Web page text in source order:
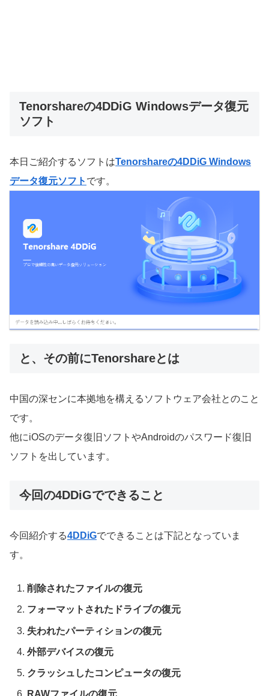
Tenorshareの4DDiG Windowsデータ復元
ソフト
本日ご紹介するソフトはTenorshareの4DDiG Windows
データ復元ソフト です。
と、その前にTenorshareとは
中国の深センに本拠地を構えるソフトウェア会社とのこと
です。
他にiOSのデータ復旧ソフトやAndroidのパスワード復旧
ソフトを出しています。
今回の4DDiGでできること
今回紹介する4DDiGでできることは下記となっていま
す。
削除されたファイルの復元
フォーマットされたドライブの復元
失われたパーティションの復元
外部デバイスの復元
クラッシュしたコンピュータの復元
RAWファイルの復元